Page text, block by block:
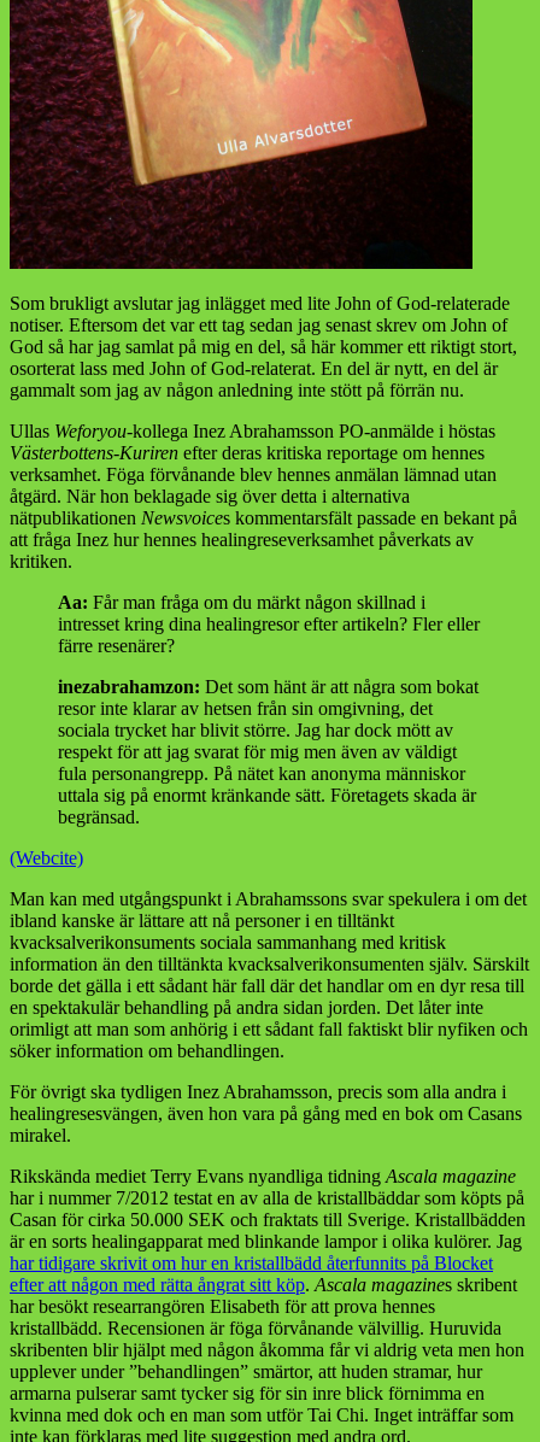
Som brukligt avslutar jag inlägget med lite John of God-relaterade
notiser. Eftersom det var ett tag sedan jag senast skrev om John of
God så har jag samlat på mig en del, så här kommer ett riktigt stort,
osorterat lass med John of God-relaterat. En del är nytt, en del är
gammalt som jag av någon anledning inte stött på förrän nu.
Ullas Weforyou-kollega Inez Abrahamsson PO-anmälde i höstas
Västerbottens-Kuriren efter deras kritiska reportage om hennes
verksamhet. Föga förvånande blev hennes anmälan lämnad utan
åtgärd. När hon beklagade sig över detta i alternativa
nätpublikationen Newsvoices kommentarsfält passade en bekant på
att fråga Inez hur hennes healingreseverksamhet påverkats av
kritiken.
Aa: Får man fråga om du märkt någon skillnad i
intresset kring dina healingresor efter artikeln? Fler eller
färre resenärer?
inezabrahamzon: Det som hänt är att några som bokat
resor inte klarar av hetsen från sin omgivning, det
sociala trycket har blivit större. Jag har dock mött av
respekt för att jag svarat för mig men även av väldigt
fula personangrepp. På nätet kan anonyma människor
uttala sig på enormt kränkande sätt. Företagets skada är
begränsad.
(Webcite)
Man kan med utgångspunkt i Abrahamssons svar spekulera i om det
ibland kanske är lättare att nå personer i en tilltänkt
kvacksalverikonsuments sociala sammanhang med kritisk
information än den tilltänkta kvacksalverikonsumenten själv. Särskilt
borde det gälla i ett sådant här fall där det handlar om en dyr resa till
en spektakulär behandling på andra sidan jorden. Det låter inte
orimligt att man som anhörig i ett sådant fall faktiskt blir nyfiken och
söker information om behandlingen.
För övrigt ska tydligen Inez Abrahamsson, precis som alla andra i
healingresesvängen, även hon vara på gång med en bok om Casans
mirakel.
Rikskända mediet Terry Evans nyandliga tidning Ascala magazine
har i nummer 7/2012 testat en av alla de kristallbäddar som köpts på
Casan för cirka 50.000 SEK och fraktats till Sverige. Kristallbädden
är en sorts healingapparat med blinkande lampor i olika kulörer. Jag
har tidigare skrivit om hur en kristallbädd återfunnits på Blocket
efter att någon med rätta ångrat sitt köp. Ascala magazines skribent
har besökt researrangören Elisabeth för att prova hennes
kristallbädd. Recensionen är föga förvånande välvillig. Huruvida
skribenten blir hjälpt med någon åkomma får vi aldrig veta men hon
upplever under ”behandlingen” smärtor, att huden stramar, hur
armarna pulserar samt tycker sig för sin inre blick förnimma en
kvinna med dok och en man som utför Tai Chi. Inget inträffar som
inte kan förklaras med lite suggestion med andra ord.